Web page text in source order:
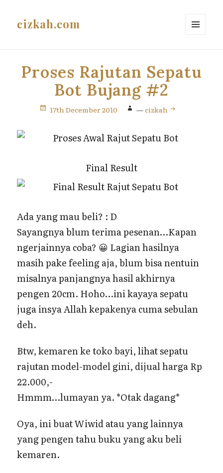
cizkah.com
Proses Rajutan Sepatu
Bot Bujang #2
17th December 2010 —cizkah
Final Result
Ada yang mau beli? : D
Sayangnya blum terima pesenan…Kapan
ngerjainnya coba? 😀 Lagian hasilnya
masih pake feeling aja, blum bisa nentuin
misalnya panjangnya hasil akhirnya
pengen 20cm. Hoho…ini kayaya sepatu
juga insya Allah kepakenya cuma sebulan
deh.
Btw, kemaren ke toko bayi, lihat sepatu
rajutan model-model gini, dijual harga Rp
22.000,-
Hmmm…lumayan ya. *Otak dagang*
Oya, ini buat Wiwid atau yang lainnya
yang pengen tahu buku yang aku beli
kemaren.